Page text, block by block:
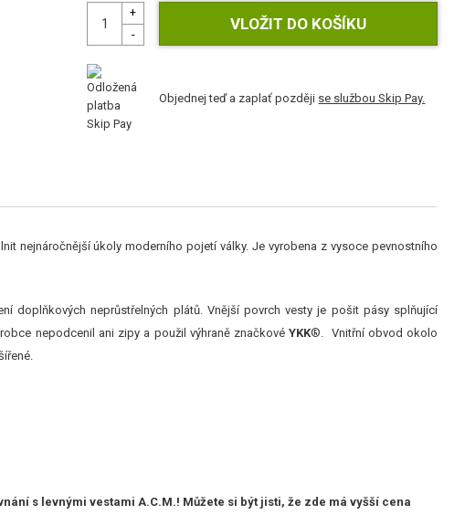
Objednej teď a zaplať později se službou Skip Pay.
nejnáročnější úkoly moderního pojetí války. Je vyrobena z vysoce pevnostního
doplňkových neprůstřelných plátů. Vnější povrch vesty je pošit pásy splňující
nepodcenil ani zipy a použil výhraně značkovéYKK®. Vnitřní obvod okolo
s levnými vestami A.C.M.! Můžete si být jisti, že zde má vyšší cena